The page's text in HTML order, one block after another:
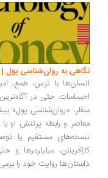
به روان‌شناسی پول | ایما
با ترس، طمع، امید،
حتی در آگاه‌ترین
«روان‌شناسی پول» بیش از
و رابطه پرتنش او با
مستقیم یا توصیه‌های
میلیاردرها و حتی
روایت خود را